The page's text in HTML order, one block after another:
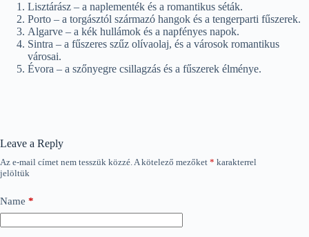
Lisztárász – a naplementék és a romantikus séták.
Porto – a torgásztól származó hangok és a tengerparti fűszerek.
Algarve – a kék hullámok és a napfényes napok.
Sintra – a fűszeres szűz olívaolaj, és a városok romantikus
városai.
Évora – a szőnyegre csillagzás és a fűszerek élménye.
Leave a Reply
Az e-mail címet nem tesszük közzé.A kötelező mezőket * karakterrel
jelöltük
Name *